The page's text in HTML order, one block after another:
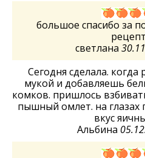
большое спасибо за
светлана
Сегодня сделала.
мукой и добавляешь
комков. пришлось
пышный омлет. на глазах
вкус
Альбина